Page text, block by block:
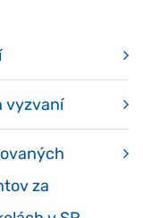
vyzvaní
za